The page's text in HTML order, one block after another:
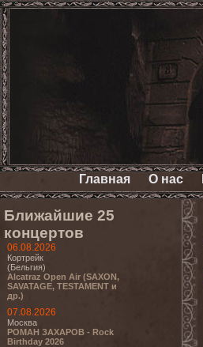
Главная О нас
Ближайшие 25
концертов
06.08.2026
Кортрейк
(Бельгия)
Alcatraz Open Air (SAXON,
SAVATAGE, TESTAMENT и
др.)
07.08.2026
Москва
РОМАН ЗАХАРОВ - Rock
Birthday 2026